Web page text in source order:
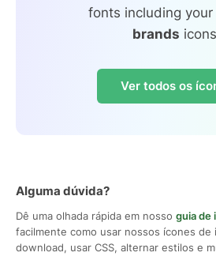
fonts including
brands
Ver todos os
Alguma dúvida?
Dê uma olhada rápida em nosso guia de
facilmente como usar nossos ícones
download, usar CSS, alternar estilos e